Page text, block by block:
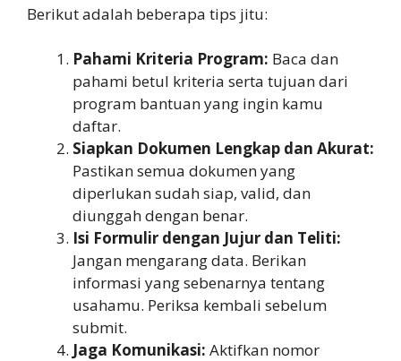
Berikut adalah beberapa tips jitu:
Pahami Kriteria Program: Baca dan
pahami betul kriteria serta tujuan dari
program bantuan yang ingin kamu
daftar.
Siapkan Dokumen Lengkap dan Akurat:
Pastikan semua dokumen yang
diperlukan sudah siap, valid, dan
diunggah dengan benar.
Isi Formulir dengan Jujur dan Teliti:
Jangan mengarang data. Berikan
informasi yang sebenarnya tentang
usahamu. Periksa kembali sebelum
submit.
Jaga Komunikasi: Aktifkan nomor